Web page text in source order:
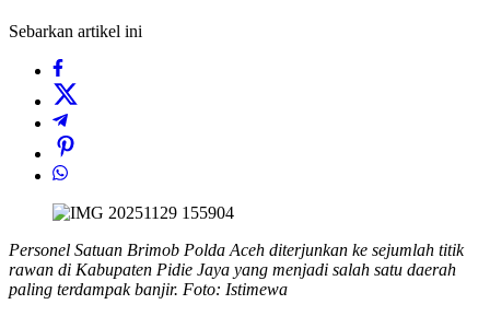
Sebarkan artikel ini
Personel Satuan Brimob Polda Aceh diterjunkan ke sejumlah titik
rawan di Kabupaten Pidie Jaya yang menjadi salah satu daerah
paling terdampak banjir. Foto: Istimewa